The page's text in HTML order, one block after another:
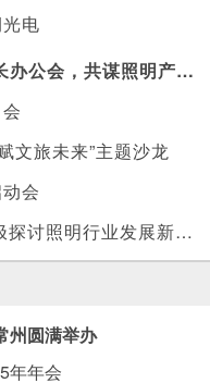
电
协会召开2026年第一季度理事长办公会，共谋照明产业新机遇
文旅未来”主题沙龙
会
资源整合 协同创新——协会积极探讨照明行业发展新路径
州圆满举办
年年会